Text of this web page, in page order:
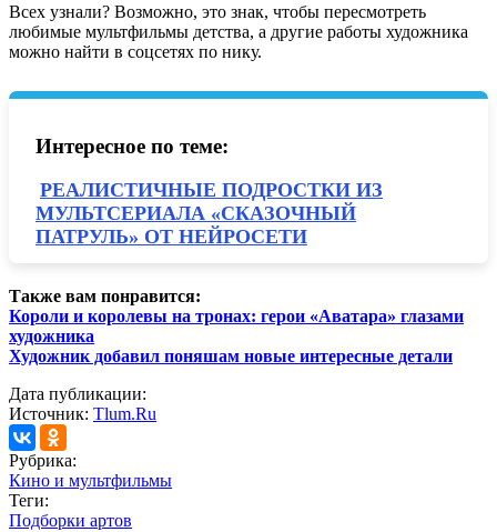
Всех узнали? Возможно, это знак, чтобы пересмотреть
любимые мультфильмы детства, а другие работы художника
можно найти в соцсетях по нику.
Интересное по теме:
РЕАЛИСТИЧНЫЕ ПОДРОСТКИ ИЗ
МУЛЬТСЕРИАЛА «СКАЗОЧНЫЙ
ПАТРУЛЬ» ОТ НЕЙРОСЕТИ
Также вам понравится:
Короли и королевы на тронах: герои «Аватара» глазами
художника
Художник добавил поняшам новые интересные детали
Дата публикации:
Источник: Tlum.Ru
Рубрика:
Кино и мультфильмы
Теги:
Подборки артов